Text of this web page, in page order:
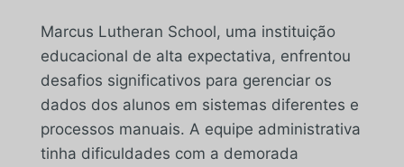
Marcus Lutheran School, uma instituição
educacional de alta expectativa, enfrentou
desafios significativos para gerenciar os
dados dos alunos em sistemas diferentes e
processos manuais. A equipe administrativa
tinha dificuldades com a demorada